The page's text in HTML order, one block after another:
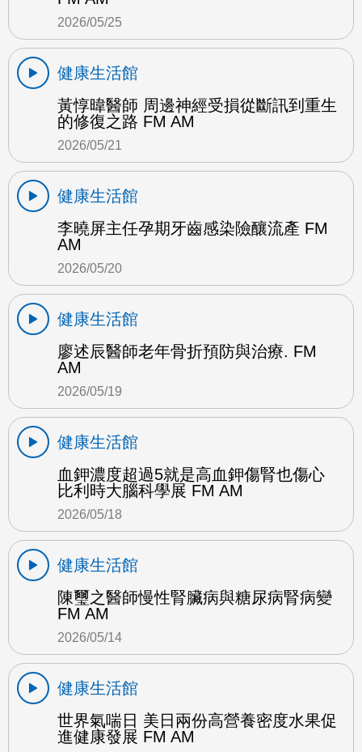
2026/05/25
健康生活館
黃惇暐醫師 周邊神經受損從斷訊到重生
的修復之路 FM AM
2026/05/21
健康生活館
李曉屏主任孕期牙齒感染險釀流產 FM
AM
2026/05/20
健康生活館
廖述辰醫師老年骨折預防與治療. FM
AM
2026/05/19
健康生活館
血鉀濃度超過5就是高血鉀傷腎也傷心
比利時大腦科學展 FM AM
2026/05/18
健康生活館
陳璽之醫師慢性腎臟病與糖尿病腎病變
FM AM
2026/05/14
健康生活館
世界氣喘日 美日兩份高營養密度水果促
進健康發展 FM AM